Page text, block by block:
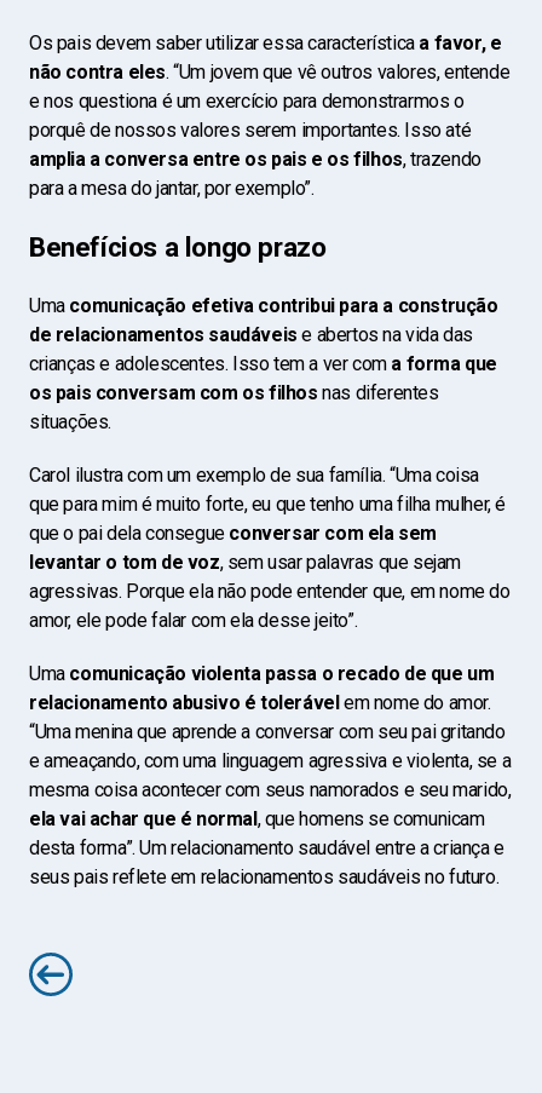
Os pais devem saber utilizar essa característica a favor, e
não contra eles. “Um jovem que vê outros valores, entende
e nos questiona é um exercício para demonstrarmos o
porquê de nossos valores serem importantes. Isso até
amplia a conversa entre os pais e os filhos, trazendo
para a mesa do jantar, por exemplo”.
Benefícios a longo prazo
Uma comunicação efetiva contribui para a construção
de relacionamentos saudáveis e abertos na vida das
crianças e adolescentes. Isso tem a ver com a forma que
os pais conversam com os filhos nas diferentes
situações.
Carol ilustra com um exemplo de sua família. “Uma coisa
que para mim é muito forte, eu que tenho uma filha mulher, é
que o pai dela consegue conversar com ela sem
levantar o tom de voz, sem usar palavras que sejam
agressivas. Porque ela não pode entender que, em nome do
amor, ele pode falar com ela desse jeito”.
Uma comunicação violenta passa o recado de que um
relacionamento abusivo é tolerávelem nome do amor.
“Uma menina que aprende a conversar com seu pai gritando
e ameaçando, com uma linguagem agressiva e violenta, se a
mesma coisa acontecer com seus namorados e seu marido,
ela vai achar que é normal, que homens se comunicam
desta forma”. Um relacionamento saudável entre a criança e
seus pais reflete em relacionamentos saudáveis no futuro.